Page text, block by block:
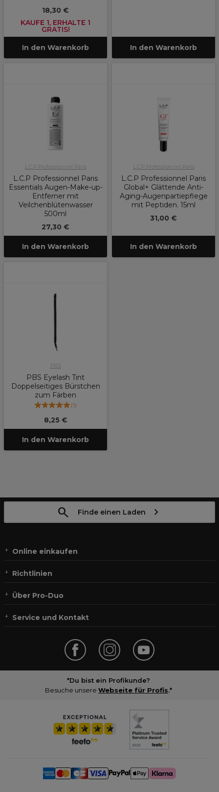
18,30 €
KAUFE 1, ERHALTE 1
GRATIS!
In den Warenkorb In den Warenkorb
L.C.P Professionnel Paris
L.C.P Professionnel Paris
Essentials Augen-Make-up-
Entferner mit
Veilchenblütenwasser
500ml
27,30 €
In den Warenkorb
L.C.P Professionnel Paris
L.C.P Professionnel Paris
Global+ Glättende Anti-
Aging-Augenpartiepflege
mit Peptiden. 15ml
31,00 €
In den Warenkorb
PBS
PBS Eyelash Tint
Doppelseitiges Bürstchen
zum Färben
(1)
8,25 €
In den Warenkorb
Finde einen Laden
Online einkaufen
Richtlinien
Über Pro-Duo
Service und Kontakt
*Du bist ein Profikunde?
Besuche unsere Webseite für Profis.*